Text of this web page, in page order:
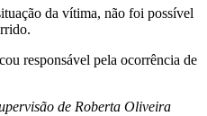
da vítima, não foi possível
responsável pela ocorrência de
de Roberta Oliveira